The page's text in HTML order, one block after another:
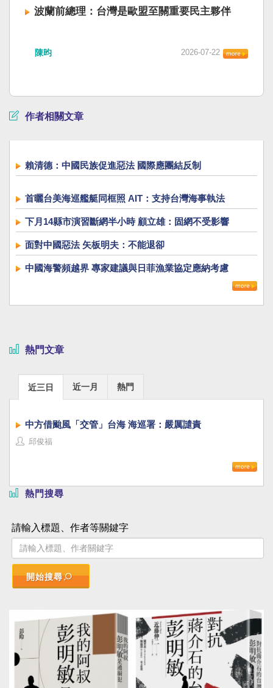
波蘭前總理：台灣是歐盟至關重要民主夥伴
陳昀 2026-07-22
作者相關文章
賴清德：中國民族促進惡法 國際應團結反制
首曬台美海巡艦艇同框照 AIT：支持台灣海事執法
下月14縣市演習斷網半小時 顧立雄：固網不受影響
面對中國惡法 矢板明夫：不能退卻
中國海警頻越界 專家建議與日菲漁業協定應納考慮
熱門文章
近三日 近一月 熱門
中方借颱風「交管」台海 海巡署：嚴厲譴責
邱俊福
熱門搜尋
請輸入標題、作者等關鍵字
開始搜尋